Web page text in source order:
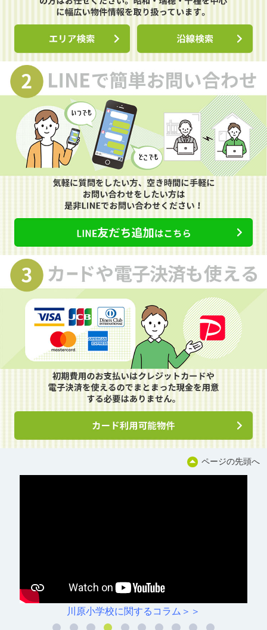
ページの先頭へ
川原小学校に関するコラム＞＞